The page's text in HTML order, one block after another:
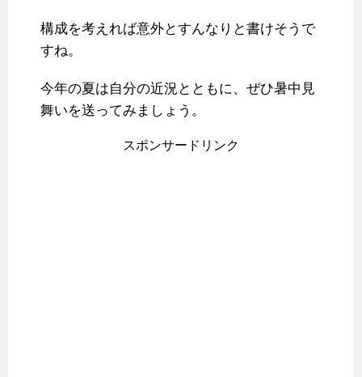
構成を考えれば意外とすんなりと書けそうで
すね。
今年の夏は自分の近況とともに、ぜひ暑中見
舞いを送ってみましょう。
スポンサードリンク